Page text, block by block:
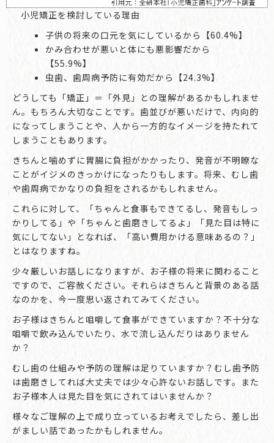
小児矯正を検討している理由
子供の将来の口元を気にしているから【60.4%】
かみ合わせが悪いと体にも悪影響だから
【55.9%】
虫歯、歯周病予防に有効だから【24.3%】
どうしても「矯正」＝「外見」との理解があるかもしれませ
ん。もちろん大切なことです。歯並びが悪いだけで、内向的
になってしまうことや、人から一方的なイメージを持たれて
しまうこともあります。
きちんと噛めずに胃腸に負担がかかったり、発音が不明瞭な
ことがイジメのきっかけになったりもします。将来、むし歯
や歯周病でかなりの負担をされるかもしれません。
これらに対して、「ちゃんと食事もできてるし、発音もしっ
かりしてる」や「ちゃんと歯磨きしてるよ」「見た目は特に
気にしてない」となれば、「高い費用かける意味あるの？」
とはなりますね。
少々厳しいお話しになりますが、お子様の将来に関わること
ですので、ご容赦ください。それらはきちんと背景のある話
なのかを、今一度思い返されてみてください。
お子様はきちんと咀嚼して食事ができていますか？不十分な
咀嚼で飲み込んでいたり、水で流し込んだりはありません
か？
むし歯の仕組みや予防の理解は足りていますか？むし歯予防
は歯磨きしてれば大丈夫では少々心許ないお話しです。また
お子様本人は見た目を気にされてはいませんか？
様々なご理解の上で成り立っているお考えでしたら、差し出
がましい話であったかもしれません。